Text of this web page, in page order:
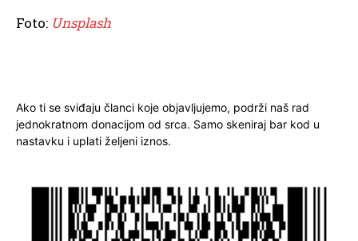
Foto: Unsplash
Ako ti se sviđaju članci koje objavljujemo, podrži naš rad
jednokratnom donacijom od srca. Samo skeniraj bar kod u
nastavku i uplati željeni iznos.